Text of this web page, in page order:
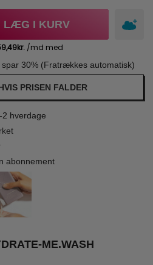
LÆG I KURV
30% (Fratrækkes automatisk)
PRISEN FALDER
hverdage
abonnement
ME.WASH